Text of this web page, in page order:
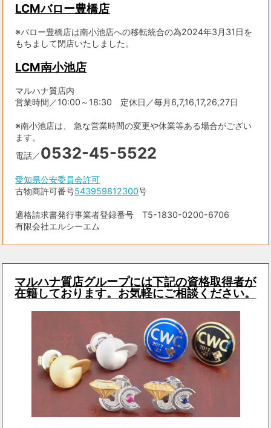
LCMバロー豊橋店
※バロー豊橋店は南小池店への移転統合の為2024年3月31日を
もちまして閉店いたしました。
LCM南小池店
マルハナ質店内
営業時間／10:00～18:30 定休日／毎月6,7,16,17,26,27日
※南小池店は、 急な営業時間の変更や休業等ある場合がござい
ます。
電話／0532-45-5522
愛知県公安委員会許可
古物商許可番号543959812300号
適格請求書発行事業者登録番号 T5-1830-0200-6706
有限会社エルシーエム
マルハナ質店グループには下記の資格取得者が
在籍しております。お気軽にご相談ください。